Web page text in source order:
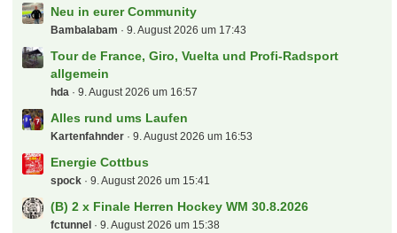
Neu in eurer Community
Bambalabam 9. August 2026 um 17:43
Tour de France, Giro, Vuelta und Profi-Radsport
allgemein
hda 9. August 2026 um 16:57
Alles rund ums Laufen
Kartenfahnder 9. August 2026 um 16:53
Energie Cottbus
spock 9. August 2026 um 15:41
(B) 2 x Finale Herren Hockey WM 30.8.2026
fctunnel 9. August 2026 um 15:38